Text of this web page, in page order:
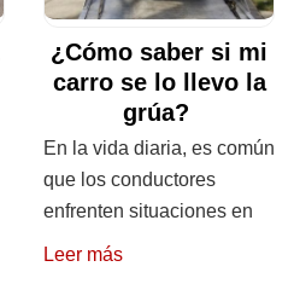
¿Cómo saber si mi
carro se lo llevo la
grúa?
En la vida diaria, es común
que los conductores
enfrenten situaciones en
Leer más